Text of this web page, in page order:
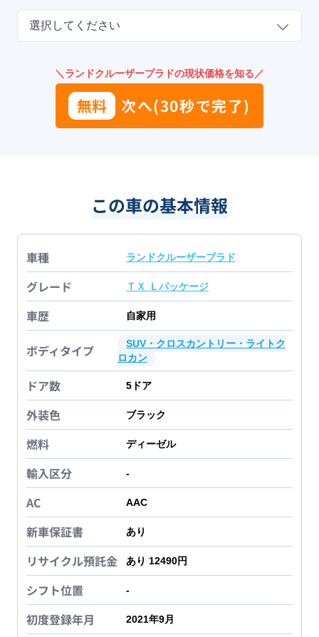
選択してください
＼ランドクルーザープラドの現状価格を知る／
無料 次へ(30秒で完了)
この車の基本情報
車種 ランドクルーザープラド
グレード ＴＸ Ｌパッケージ
車歴 自家用
ボディタイプ
SUV・クロスカントリー・ライトク
ロカン
ドア数 5 ドア
外装色 ブラック
燃料 ディーゼル
輸入区分 -
AC AAC
新車保証書 あり
リサイクル預託金 あり 12490円
シフト位置 -
初度登録年月 2021年9月